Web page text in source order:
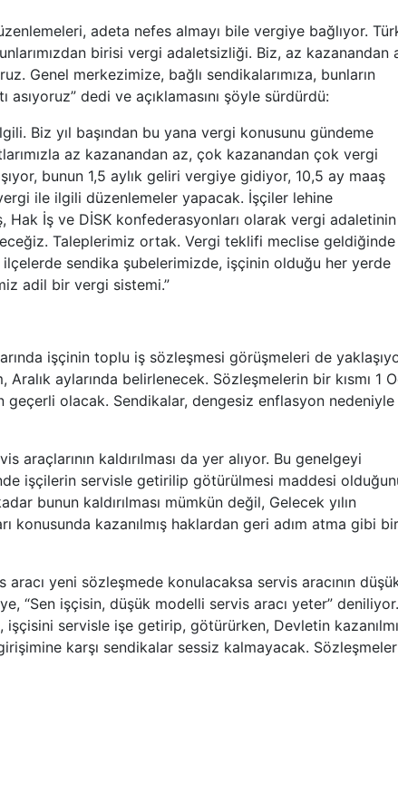
adeta nefes almayı bile vergiye bağlıyor.
birisi vergi adaletsizliği. Biz, az kazanandan
Genel merkezimize, bağlı sendikalarımıza, bunların
dedi ve açıklamasını şöyle sürdürdü:
Biz yıl başından bu yana vergi konusunu gündeme
az kazanandan az, çok kazanandan çok vergi
bunun 1,5 aylık geliri vergiye gidiyor, 10,5 ay maaş
ile ilgili düzenlemeler yapacak. İşçiler lehine
Hak İş ve DİSK konfederasyonları olarak vergi adaletinin
Taleplerimiz ortak. Vergi teklifi meclise geldiğinde
sendika şubelerimizde, işçinin olduğu her yerde
adil bir vergi sistemi.”
işçinin toplu iş sözleşmesi görüşmeleri de
aylarında belirlenecek. Sözleşmelerin bir kısmı 1
geçerli olacak. Sendikalar, dengesiz enflasyon nedeniyle
araçlarının kaldırılması da yer alıyor. Bu genelgeyi
işçilerin servisle getirilip götürülmesi maddesi
bunun kaldırılması mümkün değil, Gelecek yılın
konusunda kazanılmış haklardan geri adım atma gibi bir
yeni sözleşmede konulacaksa servis aracının
“Sen işçisin, düşük modelli servis aracı yeter” deniliyor.
servisle işe getirip, götürürken, Devletin
karşı sendikalar sessiz kalmayacak.